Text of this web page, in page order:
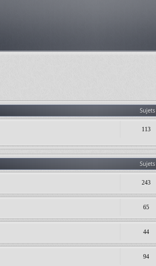
Sujets
113
Sujets
243
65
44
94